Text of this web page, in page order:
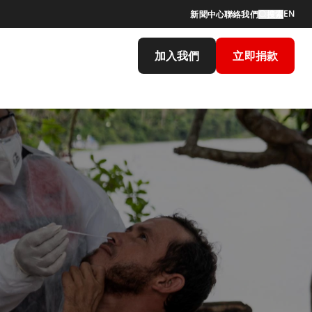
新聞中心聯絡我們 EN
加入我們 立即捐款